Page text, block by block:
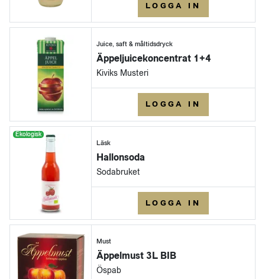
LOGGA IN
Juice, saft & måltidsdryck
Äppeljuicekoncentrat 1+4
Kiviks Musteri
LOGGA IN
Ekologisk
Läsk
Hallonsoda
Sodabruket
LOGGA IN
Must
Äppelmust 3L BIB
Öspab